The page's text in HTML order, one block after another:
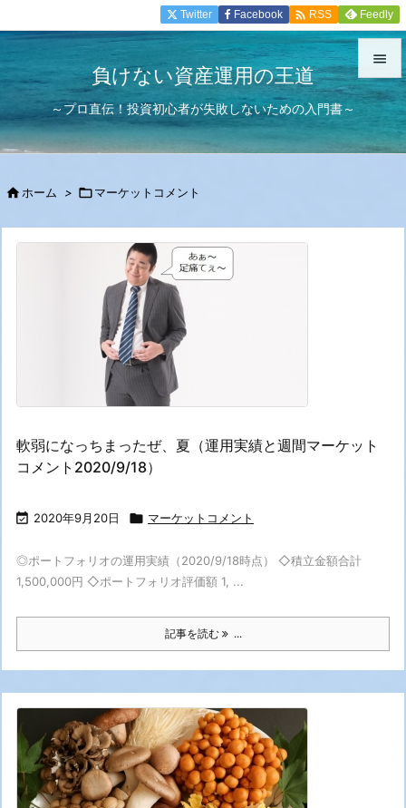
負けない資産運用の王道
～プロ直伝！投資初心者が失敗しないための入門書～


メニュ

Twitter Facebook  RSS Feedly
ホーム > マーケットコメント
軟弱になっちまったぜ、夏（運用実績と週間マーケット
コメント2020/9/18）
 2020年9月20日  マーケットコメント
◎ポートフォリオの運用実績（2020/9/18時点） ◇積立金額合計
1,500,000円 ◇ポートフォリオ評価額 1, ...
記事を読む ...